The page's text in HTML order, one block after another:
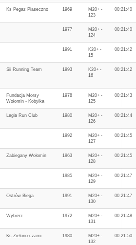
Ks Pegaz Piaseczno 1969
M20+ -
123
00:21:40
1977
M20+ -
124
00:21:40
1991
K20+ -
15
00:21:42
Sii Running Team 1993
K20+ -
16
00:21:42
Fundacja Morsy
Wołomin - Kobyłka
1978
M20+ -
125
00:21:43
Legia Run Club 1980
M20+ -
126
00:21:44
1992
M20+ -
127
00:21:45
Zabiegany Wołomin 1963
M20+ -
128
00:21:45
1985
M20+ -
129
00:21:47
Ostrów Biega 1991
M20+ -
130
00:21:47
Wybierz 1972
M20+ -
131
00:21:48
Ks Zielono-czarni 1980
M20+ -
132
00:21:50